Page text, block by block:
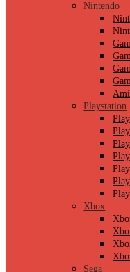
Nintendo
Playstation
Xbox
Sega